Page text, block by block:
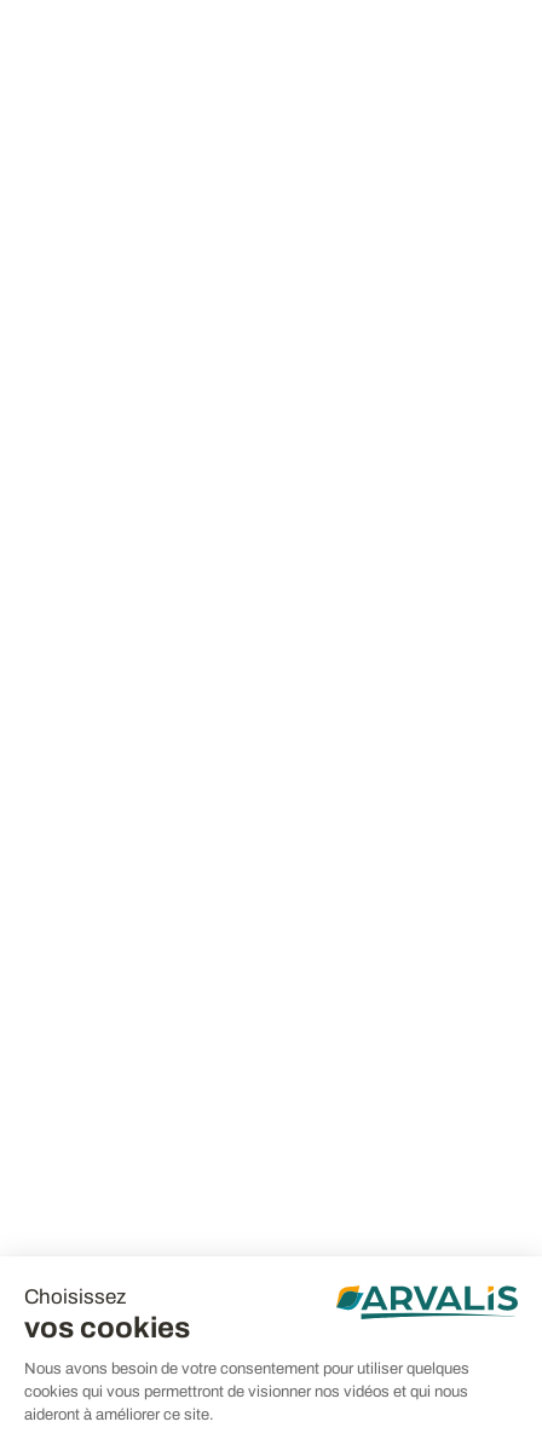
Choisissez
vos cookies
Nous avons besoin de votre consentement pour utiliser quelques
cookies qui vous permettront de visionner nos vidéos et qui nous
aideront à améliorer ce site.